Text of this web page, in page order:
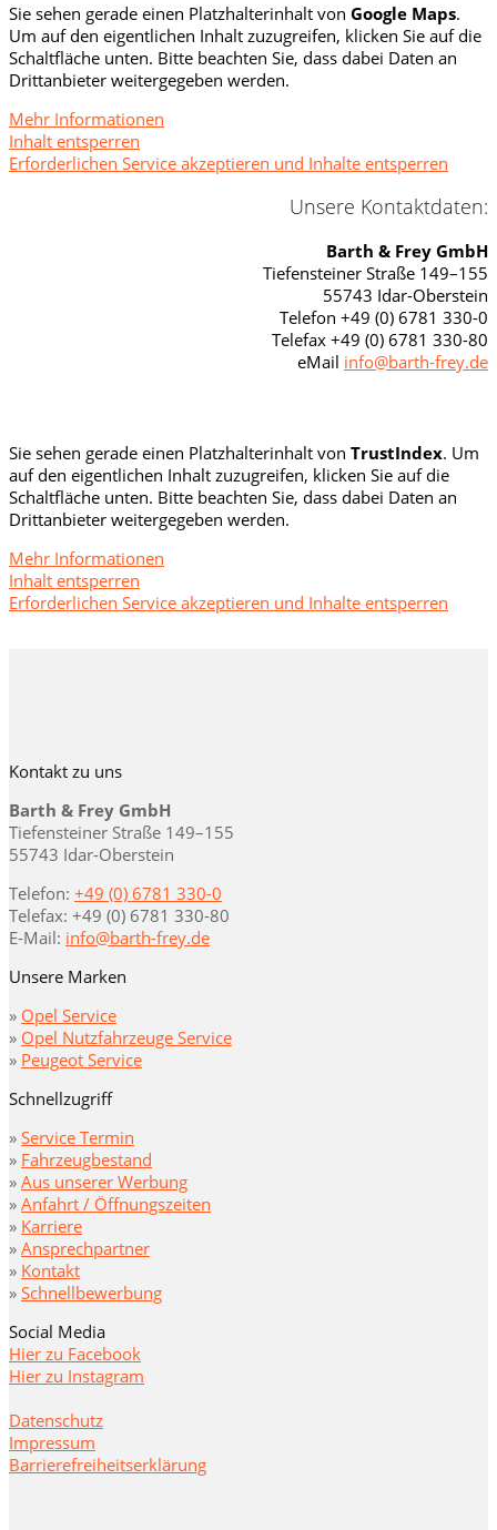
Sie sehen gerade einen Platzhalterinhalt von Google Maps.
Um auf den eigentlichen Inhalt zuzugreifen, klicken Sie auf die
Schaltfläche unten. Bitte beachten Sie, dass dabei Daten an
Drittanbieter weitergegeben werden.
Mehr Informationen
Inhalt entsperren
Erforderlichen Service akzeptieren und Inhalte entsperren
Unsere Kontaktdaten:
Barth & Frey GmbH
Tiefensteiner Straße 149–155
55743 Idar-Oberstein
Telefon +49 (0) 6781 330-0
Telefax +49 (0) 6781 330-80
eMail info@barth-frey.de
Sie sehen gerade einen Platzhalterinhalt von TrustIndex. Um
auf den eigentlichen Inhalt zuzugreifen, klicken Sie auf die
Schaltfläche unten. Bitte beachten Sie, dass dabei Daten an
Drittanbieter weitergegeben werden.
Mehr Informationen
Inhalt entsperren
Erforderlichen Service akzeptieren und Inhalte entsperren
Kontakt zu uns
Barth & Frey GmbH
Tiefensteiner Straße 149–155
55743 Idar-Oberstein
Telefon: +49 (0) 6781 330-0
Telefax: +49 (0) 6781 330-80
E-Mail: info@barth-frey.de
Unsere Marken
» Opel Service
» Opel Nutzfahrzeuge Service
» Peugeot Service
Schnellzugriff
» Service Termin
» Fahrzeugbestand
» Aus unserer Werbung
» Anfahrt / Öffnungszeiten
» Karriere
» Ansprechpartner
» Kontakt
» Schnellbewerbung
Social Media
Hier zu Facebook
Hier zu Instagram
Datenschutz
Impressum
Barrierefreiheitserklärung